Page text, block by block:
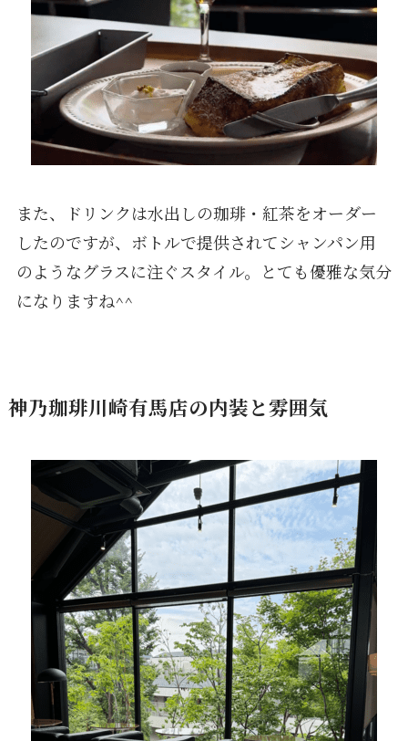
また、ドリンクは水出しの珈琲・紅茶をオーダー
したのですが、ボトルで提供されてシャンパン用
のようなグラスに注ぐスタイル。とても優雅な気分
になりますね^^
神乃珈琲川崎有馬店の内装と雰囲気